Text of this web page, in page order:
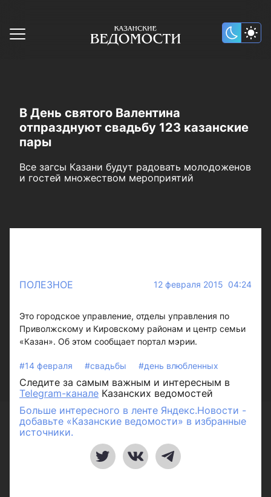
В День святого Валентина
отпразднуют свадьбу 123 казанские
пары
Все загсы Казани будут радовать молодоженов
и гостей множеством мероприятий
ПОЛЕЗНОЕ 12 февраля 2015 04:24
Это городское управление, отделы управления по
Приволжскому и Кировскому районам и центр семьи
«Казан». Об этом сообщает портал мэрии.
#14 февраля #свадьбы #день влюбленных
Следите за самым важным и интересным в
Telegram-канале Казанских ведомостей
Больше интересного в ленте Яндекс.Новости -
добавьте «Казанские ведомости» в избранные
источники.